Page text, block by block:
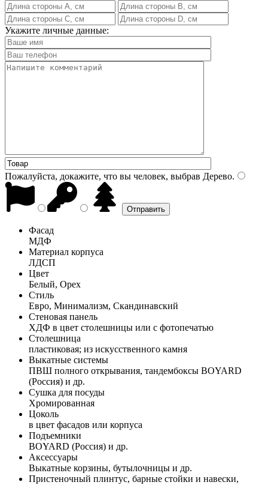
Укажите личные данные:
Пожалуйста, докажите, что вы человек, выбрав Дерево.
Фасад
МДФ
Материал корпуса
ЛДСП
Цвет
Белый, Орех
Стиль
Евро, Минимализм, Скандинавский
Стеновая панель
ХДФ в цвет столешницы или с фотопечатью
Столешница
пластиковая; из искусственного камня
Выкатные системы
ПВШ полного открывания, тандембоксы BOYARD
(Россия) и др.
Сушка для посуды
Хромированная
Цоколь
в цвет фасадов или корпуса
Подъемники
BOYARD (Россия) и др.
Аксессуары
Выкатные корзины, бутылочницы и др.
Пристеночный плинтус, барные стойки и навески,